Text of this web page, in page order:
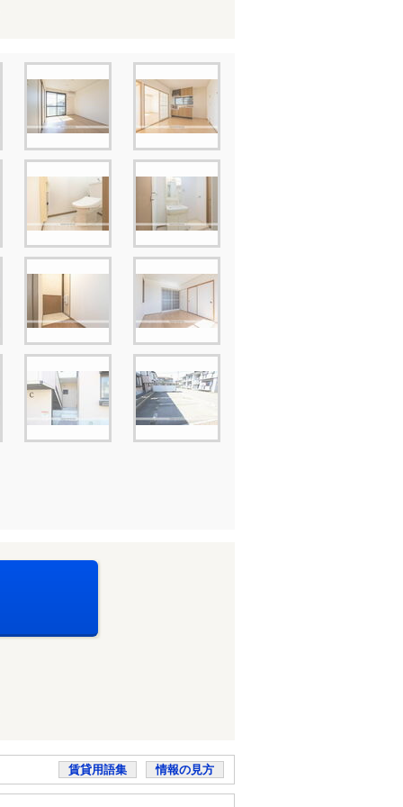
賃貸用語集 情報の見方